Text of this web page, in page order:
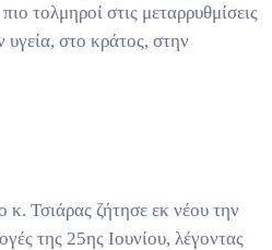
τολμηροί στις μεταρρυθμίσεις
υγεία, στο κράτος, στην
κ. Τσιάρας ζήτησε εκ νέου την
της 25ης Ιουνίου, λέγοντας